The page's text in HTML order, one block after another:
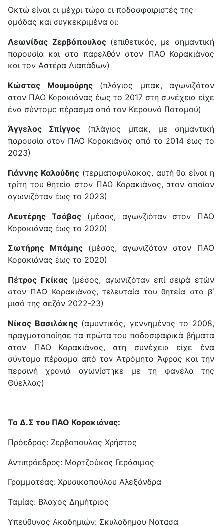
Οκτώ είναι οι μέχρι τώρα οι ποδοσφαιριστές της
ομάδας και συγκεκριμένα οι:
Λεωνίδας Ζερβόπουλος (επιθετικός, με σημαντική
παρουσία και στο παρελθόν στον ΠΑΟ Κορακιάνας
και τον Αστέρα Λιαπάδων)
Κώστας Μουμούρης (πλάγιος μπακ, αγωνιζόταν
στον ΠΑΟ Κορακιάνας έως το 2017 στη συνέχεια είχε
ένα σύντομο πέρασμα από τον Κεραυνό Ποταμού)
Άγγελος Σπίγγος (πλάγιος μπακ, με σημαντική
παρουσία στον ΠΑΟ Κορακιάνας από το 2014 έως το
2023)
Γιάννης Καλούδης(τερματοφύλακας, αυτή θα είναι η
τρίτη του θητεία στον ΠΑΟ Κορακιάνας, στον οποίον
αγωνιζόταν έως το 2023)
Λευτέρης Τσάβος(μέσος, αγωνζιόταν στον ΠΑΟ
Κορακιάνας έως το 2020)
Σωτήρης Μπάμης (μέσος, αγωνιζόταν στον ΠΑΟ
Κορακιάνας έως το 2020)
Πέτρος Γκίκας (μέσος, αγωνιζόταν επί σειρά ετών
στον ΠΑΟ Κορακιάνας, τελευταία του θητεία στο β΄
μισό της σεζόν 2022-23)
Νίκος Βασιλάκης (αμυντικός, γεννημένος το 2008,
πραγματοποίησε τα πρώτα του ποδοσφαιρικά βήματα
στον ΠΑΟ Κορακιάνας, στη συνέχεια είχε ένα
σύντομο πέρασμα από τον Ατρόμητο Άφρας και την
περσινή χρονιά αγωνίστηκε με τη φανέλα της
Θύελλας)
Το Δ.Σ του ΠΑΟ Κορακιάνας:
Πρόεδρος: Ζερβοπουλος Χρήστος
Αντιπρόεδρος: Μαρτζούκος Γεράσιμος
Γραμματέας: Χρυσικοπούλου Αλεξάνδρα
Ταμίας: Βλαχος Δημήτριος
Υπεύθυνος Ακαδημιών: Σκυλοδημου Νατασα